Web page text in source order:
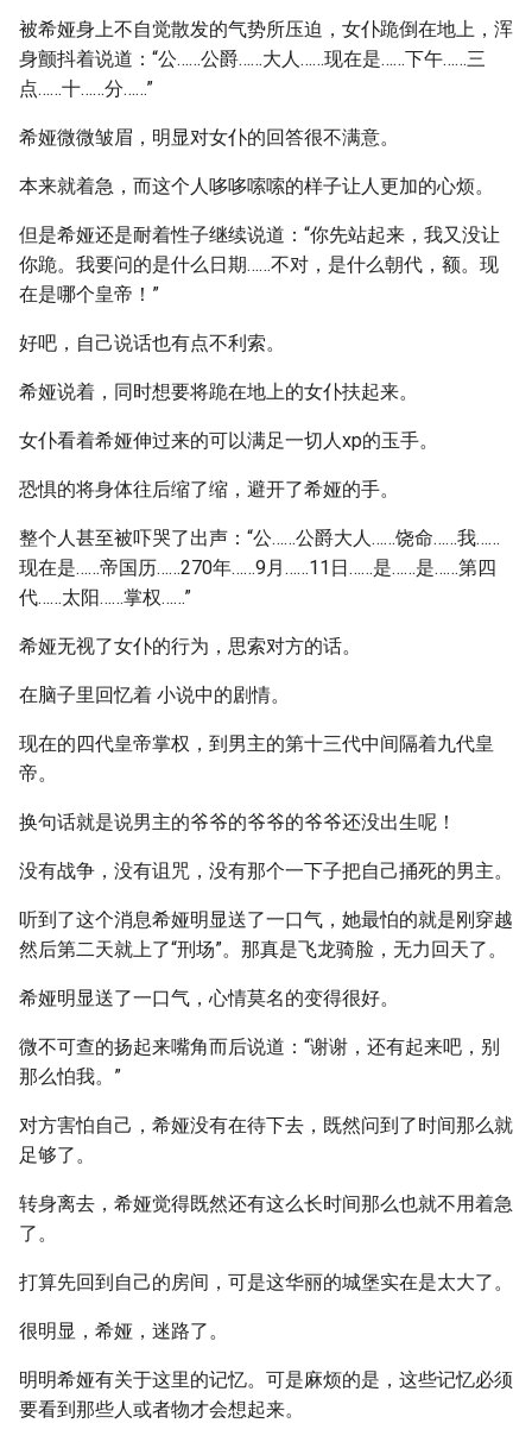
被希娅身上不自觉散发的气势所压迫，女仆跪倒在地上，浑
身颤抖着说道：“公……公爵……大人……现在是……下午……三
点……十……分……”
希娅微微皱眉，明显对女仆的回答很不满意。
本来就着急，而这个人哆哆嗦嗦的样子让人更加的心烦。
但是希娅还是耐着性子继续说道：“你先站起来，我又没让
你跪。我要问的是什么日期……不对，是什么朝代，额。现
在是哪个皇帝！”
好吧，自己说话也有点不利索。
希娅说着，同时想要将跪在地上的女仆扶起来。
女仆看着希娅伸过来的可以满足一切人xp的玉手。
恐惧的将身体往后缩了缩，避开了希娅的手。
整个人甚至被吓哭了出声：“公……公爵大人……饶命……我……
现在是……帝国历……270年……9月……11日……是……是……第四
代……太阳……掌权……”
希娅无视了女仆的行为，思索对方的话。
在脑子里回忆着 小说中的剧情。
现在的四代皇帝掌权，到男主的第十三代中间隔着九代皇
帝。
换句话就是说男主的爷爷的爷爷的爷爷还没出生呢！
没有战争，没有诅咒，没有那个一下子把自己捅死的男主。
听到了这个消息希娅明显送了一口气，她最怕的就是刚穿越
然后第二天就上了“刑场”。那真是飞龙骑脸，无力回天了。
希娅明显送了一口气，心情莫名的变得很好。
微不可查的扬起来嘴角而后说道：“谢谢，还有起来吧，别
那么怕我。”
对方害怕自己，希娅没有在待下去，既然问到了时间那么就
足够了。
转身离去，希娅觉得既然还有这么长时间那么也就不用着急
了。
打算先回到自己的房间，可是这华丽的城堡实在是太大了。
很明显，希娅，迷路了。
明明希娅有关于这里的记忆。可是麻烦的是，这些记忆必须
要看到那些人或者物才会想起来。